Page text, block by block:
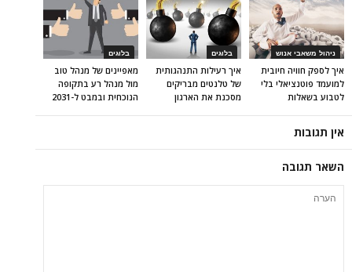
בלוגים
מאפיינים של מנהל טוב
מול מנהל רע בתקופה
הנוכחית ובמבט ל-2031
בלוגים
איך רעילות התנהגותית
של טלנטים מבריקים
מסכנת את הארגון
ניהול משאבי אנוש
איך לספק חוויה חיובית
למועמד פוטנציאלי בלי
לטבוע בשאלות
אין תגובות
השאר תגובה